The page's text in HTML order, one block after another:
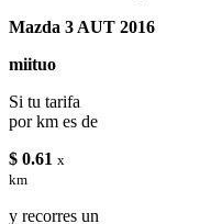
Mazda 3 AUT 2016
miituo
Si tu tarifa
por km es de
$ 0.61 x
km
y recorres un